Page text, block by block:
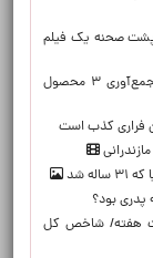
صحنه یک فیلم
دستور سازمان غذا و دارو برای جمع‌آوری ۳ محصول
فراری کذب است
شد
پدری بود؟
هفته/ شاخص کل